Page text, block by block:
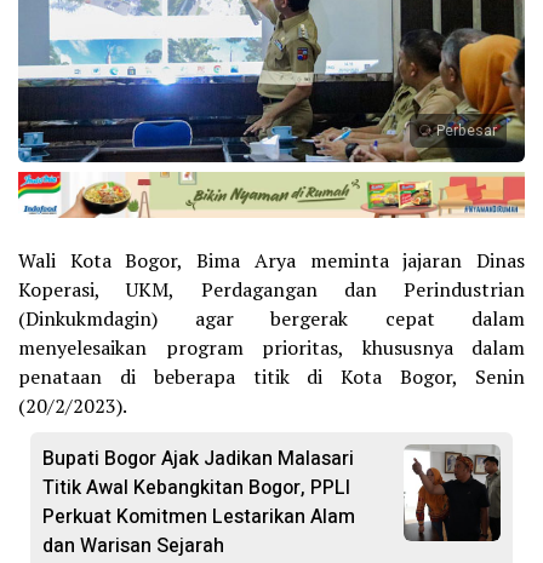
Perbesar
Wali Kota Bogor, Bima Arya meminta jajaran Dinas
Koperasi, UKM, Perdagangan dan Perindustrian
(Dinkukmdagin) agar bergerak cepat dalam
menyelesaikan program prioritas, khususnya dalam
penataan di beberapa titik di Kota Bogor, Senin
(20/2/2023).
Bupati Bogor Ajak Jadikan Malasari
Titik Awal Kebangkitan Bogor, PPLI
Perkuat Komitmen Lestarikan Alam
dan Warisan Sejarah